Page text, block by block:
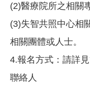
(2)醫療院所之相關
(3)失智共照中心相
相關團體或人士。
4.報名方式：請詳
聯絡人